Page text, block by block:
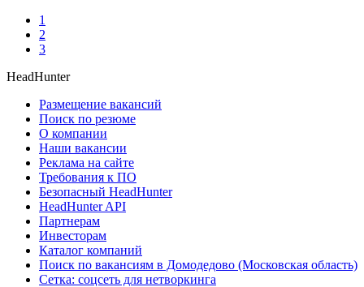
1
2
3
HeadHunter
Размещение вакансий
Поиск по резюме
О компании
Наши вакансии
Реклама на сайте
Требования к ПО
Безопасный HeadHunter
HeadHunter API
Партнерам
Инвесторам
Каталог компаний
Поиск по вакансиям в Домодедово (Московская область)
Сетка: соцсеть для нетворкинга